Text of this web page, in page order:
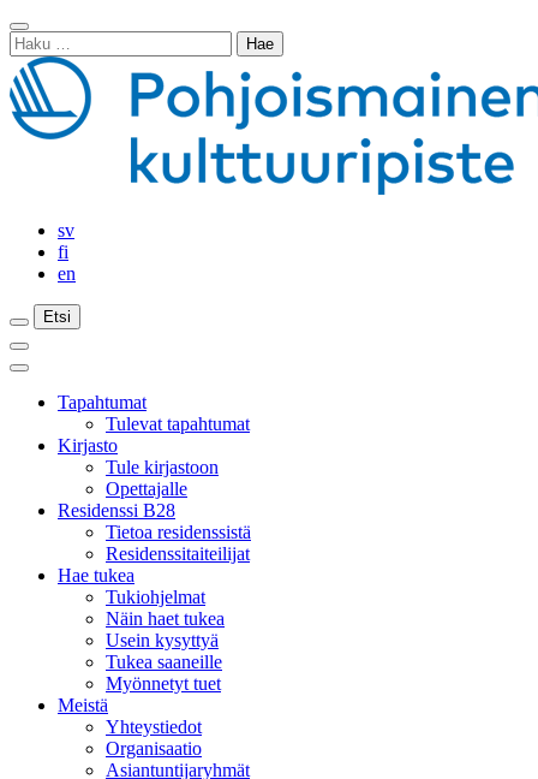
Siirry
sisältöön
Sulje
haku
Haku:
sv
fi
en
Etsi
Etsi
Etsi
Päävalikko
Sulje
päävalikkoTapahtumat
Tulevat tapahtumat
Kirjasto
Tule kirjastoon
Opettajalle
Residenssi B28
Tietoa residenssistä
Residenssitaiteilijat
Hae tukea
Tukiohjelmat
Näin haet tukea
Usein kysyttyä
Tukea saaneille
Myönnetyt tuet
Meistä
Yhteystiedot
Organisaatio
Asiantuntijaryhmät